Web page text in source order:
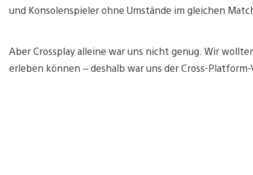
und Konsolenspieler ohne Umstände im gleichen
Aber Crossplay alleine war uns nicht genug. Wir
erleben können – deshalb war uns der Cross-